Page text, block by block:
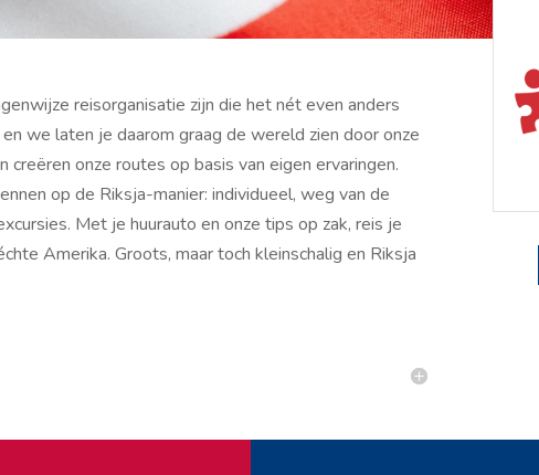
reisorganisatie zijn die het nét even anders
we laten je daarom graag de wereld zien door onze
onze routes op basis van eigen ervaringen.
op de Riksja-manier: individueel, weg van de
Met je huurauto en onze tips op zak, reis je
Amerika. Groots, maar toch kleinschalig en Riksja